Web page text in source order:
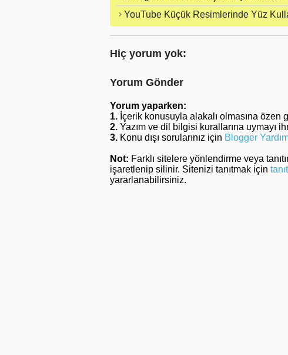
YouTube Küçük Resimlerinde Yüz
Hiç yorum yok:
Yorum Gönder
Yorum yaparken:
1. İçerik konusuyla alakalı olmasına özen
2. Yazım ve dil bilgisi kurallarına uymayı
3. Konu dışı sorularınız için Blogger
Not: Farklı sitelere yönlendirme veya
işaretlenip silinir. Sitenizi tanıtmak için
yararlanabilirsiniz.